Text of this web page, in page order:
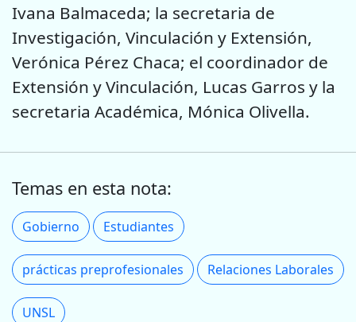
Ivana Balmaceda; la secretaria de
Investigación, Vinculación y Extensión,
Verónica Pérez Chaca; el coordinador de
Extensión y Vinculación, Lucas Garros y la
secretaria Académica, Mónica Olivella.
Temas en esta nota:
Gobierno Estudiantes
prácticas preprofesionales Relaciones Laborales
UNSL